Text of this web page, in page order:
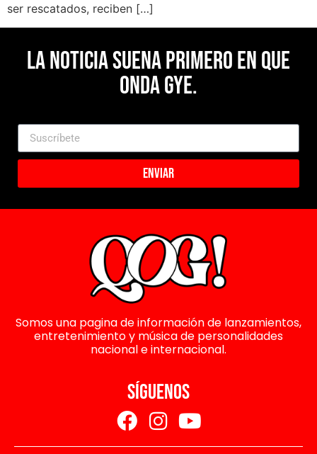
ser rescatados, reciben […]
La noticia suena primero en Que
Onda Gye.
Enviar
Somos una pagina de información de lanzamientos,
entretenimiento y música de personalidades
nacional e internacional.
SÍGUENOS